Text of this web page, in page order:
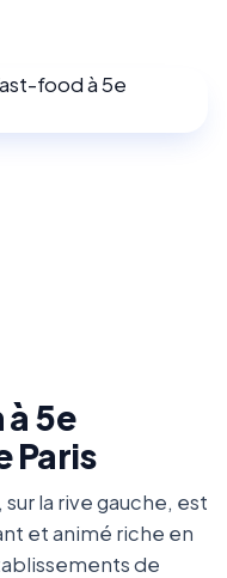
5e
Paris
la rive gauche, est
et animé riche en
de